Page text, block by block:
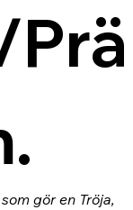
gör en Tröja,